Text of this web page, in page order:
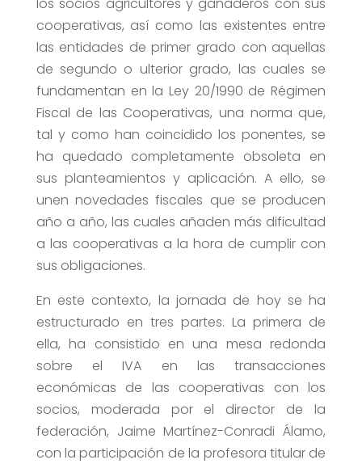
los socios agricultores y ganaderos con sus
cooperativas, así como las existentes entre
las entidades de primer grado con aquellas
de segundo o ulterior grado, las cuales se
fundamentan en la Ley 20/1990 de Régimen
Fiscal de las Cooperativas, una norma que,
tal y como han coincidido los ponentes, se
ha quedado completamente obsoleta en
sus planteamientos y aplicación. A ello, se
unen novedades fiscales que se producen
año a año, las cuales añaden más dificultad
a las cooperativas a la hora de cumplir con
sus obligaciones.
En este contexto, la jornada de hoy se ha
estructurado en tres partes. La primera de
ella, ha consistido en una mesa redonda
sobre el IVA en las transacciones
económicas de las cooperativas con los
socios, moderada por el director de la
federación, Jaime Martínez-Conradi Álamo,
con la participación de la profesora titular de